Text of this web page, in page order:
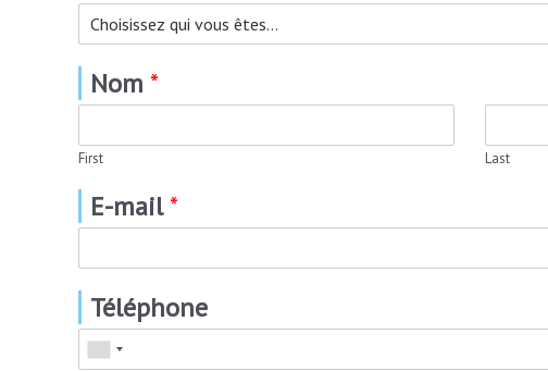
Nom *
First Last
E-mail*
Téléphone